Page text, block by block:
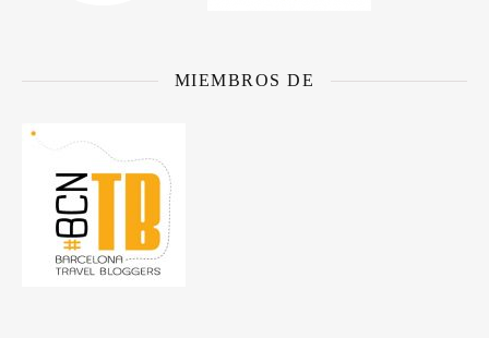
MIEMBROS DE